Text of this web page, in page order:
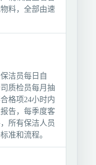
料，全部由速
洁员每日自
质检员每月抽
格项24小时内
告，每季度客
所有保洁人员
准和流程。